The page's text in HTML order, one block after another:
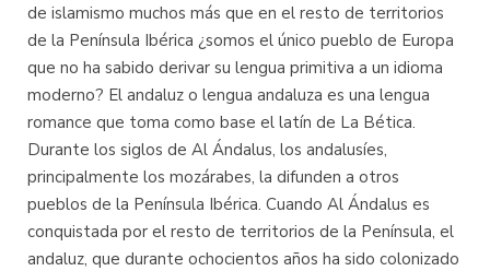
de islamismo muchos más que en el resto de territorios
de la Península Ibérica ¿somos el único pueblo de Europa
que no ha sabido derivar su lengua primitiva a un idioma
moderno? El andaluz o lengua andaluza es una lengua
romance que toma como base el latín de La Bética.
Durante los siglos de Al Ándalus, los andalusíes,
principalmente los mozárabes, la difunden a otros
pueblos de la Península Ibérica. Cuando Al Ándalus es
conquistada por el resto de territorios de la Península, el
andaluz, que durante ochocientos años ha sido colonizado